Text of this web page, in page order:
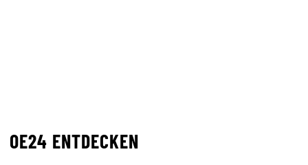
OE24 ENTDECKEN